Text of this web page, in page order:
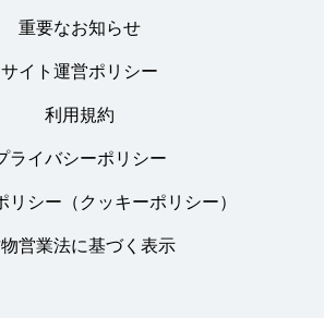
重要なお知らせ
サイト運営ポリシー
利用規約
ライバシーポリシー
リシー（クッキーポリシー）
営業法に基づく表示